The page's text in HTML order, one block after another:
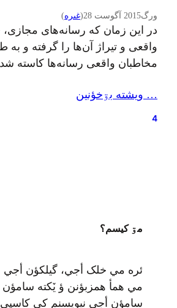
ورگ2015 آگوست 28 (غىره)
در این زمان که رسانه‌های
واقعی و تیراژ آن‌ها را گرفته و به
مخاطبان واقعی رسانه‌ها کاسته
اجتماعی، بستگی خشنی را با حذف
فشارهای اقتصادی، به بهانه‌ی بهینه
… ويشته بۊخؤنين
4
مۊ کيسم؟
ئره مي خلک أجي، گيلکؤن أجي
مي همأ همزبؤنن ؤ يٚکته سامؤن
سامؤن أجي نيويسنم کي کاسپي